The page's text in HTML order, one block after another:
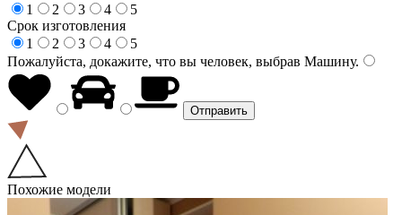
1
2 3 4
5
Срок изготовления
1
2 3 4
5
Пожалуйста, докажите, что вы человек, выбрав Машину.
Похожие модели